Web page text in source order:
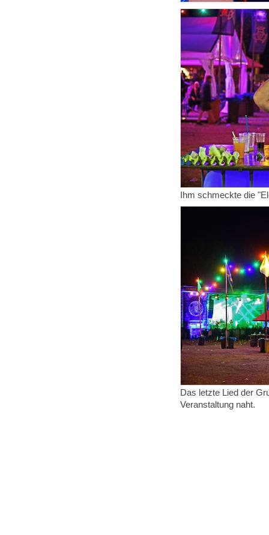
Ihm schmeckte die
Das letzte Lied der
Veranstaltung naht.